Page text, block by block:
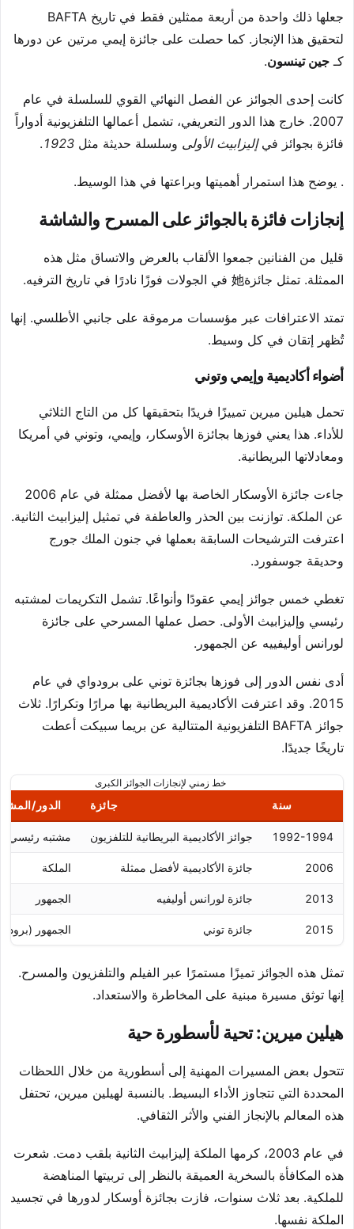
جعلها ذلك واحدة من أربعة ممثلين فقط في تاريخ BAFTA
لتحقيق هذا الإنجاز. كما حصلت على جائزة إيمي مرتين عن دورها
كـ جين تينسون.
كانت إحدى الجوائز عن الفصل النهائي القوي للسلسلة في عام
2007. خارج هذا الدور التعريفي، تشمل أعمالها التلفزيونية أدواراً
فائزة بجوائز فيإليزابيث الأولى وسلسلة حديثة مثل 1923
.
. يوضح هذا استمرار أهميتها وبراعتها في هذا الوسيط.
إنجازات فائزة بالجوائز على المسرح والشاشة
قليل من الفنانين جمعوا الألقاب بالعرض والاتساق مثل هذه
الممثلة. تمثل جائزة她 في الجولات فوزًا نادرًا في تاريخ الترفيه.
تمتد الاعترافات عبر مؤسسات مرموقة على جانبي الأطلسي. إنها
تُظهر إتقان في كل وسيط.
أضواء أكاديمية وإيمي وتوني
تحمل هيلين ميرين تمييزًا فريدًا بتحقيقها كل من التاج الثلاثي
للأداء. هذا يعني فوزها بجائزة الأوسكار، وإيمي، وتوني في أمريكا
ومعادلاتها البريطانية.
جاءت جائزة الأوسكار الخاصة بها لأفضل ممثلة في عام 2006
عن الملكة. توازنت بين الحذر والعاطفة في تمثيل إليزابيث الثانية.
اعترفت الترشيحات السابقة بعملها في جنون الملك جورج
وحديقة جوسفورد.
تغطي خمس جوائز إيمي عقودًا وأنواعًا. تشمل التكريمات لمشتبه
رئيسي وإليزابيث الأولى. حصل عملها المسرحي على جائزة
لورانس أوليفييه عن الجمهور.
أدى نفس الدور إلى فوزها بجائزة توني على برودواي في عام
2015. وقد اعترفت الأكاديمية البريطانية بها مرارًا وتكرارًا. ثلاث
جوائز BAFTA التلفزيونية المتتالية عن بريما سبيكت أعطت
تاريخًا جديدًا.
خط زمني لإنجازات الجوائز الكبرى
سنة جائزة الدور/
1992-1994 جوائز الأكاديمية البريطانية للتلفزيون مشتبه رئيسي
2006 جائزة الأكاديمية لأفضل ممثلة الملكة
2013 جائزة لورانس أوليفيه الجمهور
2015 جائزة توني الجمهور
تمثل هذه الجوائز تميزًا مستمرًا عبر الفيلم والتلفزيون والمسرح.
إنها توثق مسيرة مبنية على المخاطرة والاستعداد.
هيلين ميرين: تحية لأسطورة حية
تتحول بعض المسيرات المهنية إلى أسطورية من خلال اللحظات
المحددة التي تتجاوز الأداء البسيط. بالنسبة لهيلين ميرين، تحتفل
هذه المعالم بالإنجاز الفني والأثر الثقافي.
في عام 2003، كرمها الملكة إليزابيث الثانية بلقب دمت. شعرت
هذه المكافأة بالسخرية العميقة بالنظر إلى تربيتها المناهضة
للملكية. بعد ثلاث سنوات، فازت بجائزة أوسكار لدورها في تجسيد
الملكة نفسها.